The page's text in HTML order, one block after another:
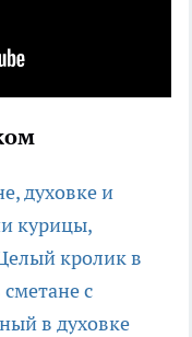
духовке и
курицы,
кролик в
с
в духовке